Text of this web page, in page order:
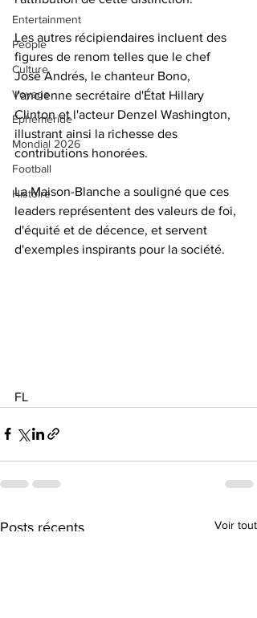
Entertainment
People
Culture
Voyage
Éphéméride
Mondial 2026
Football
Histoire
Les autres récipiendaires incluent des
figures de renom telles que le chef
José Andrés, le chanteur Bono,
l'ancienne secrétaire d'État Hillary
Clinton et l'acteur Denzel Washington,
illustrant ainsi la richesse des
contributions honorées.
La Maison-Blanche a souligné que ces
leaders représentent des valeurs de foi,
d'équité et de décence, et servent
d'exemples inspirants pour la société.
FL
Posts récents Voir tout